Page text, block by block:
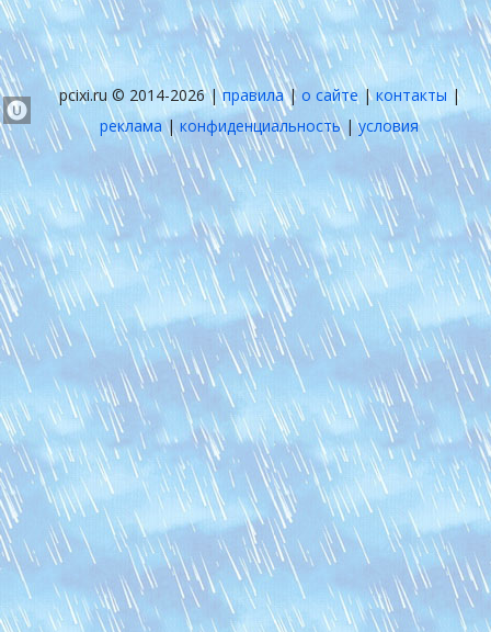
pcixi.ru © 2014-2026 |правила|о сайте|контакты |
реклама|конфиденциальность|условия